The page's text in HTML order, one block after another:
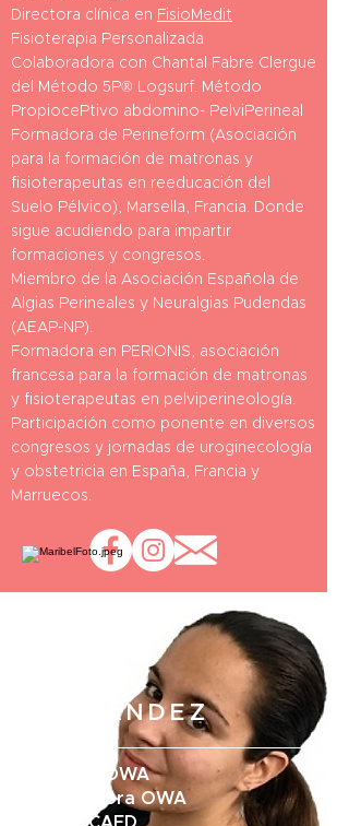
Directora clínica en FisioMedit
Fisioterapia Personalizada
Colaboradora con Chantal Fabre Clergue
del Método 5P® Logsurf. Método
PropiocePtivo abdomino- PelviPerineal
Formadora de Perineform (Asociación
para la formación de matronas y
fisioterapeutas en reeducación del
Suelo Pélvico), Marsella, Francia. Donde
sigue acudiendo para impartir
formaciones y congresos.
Miembro de la Asociación Española de
Algias Perineales y Neuralgias Pudendas
(AEAP-NP).
Formadora en PERIONIS, asociación
francesa para la formación de matronas
y fisioterapeutas en pelviperineología.
Participación como ponente en diversos
congresos y jornadas de uroginecología
y obstetricia en España, Francia y
Marruecos.
Docente OWA
Entrenadora OWA
FERNÁNDEZ